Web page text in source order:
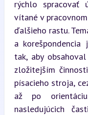
rýchlo spracovať
vítané v
ďalšieho rastu.
a
tak, aby
zložitejším
písacieho stroja,
až po
nasledujúcich